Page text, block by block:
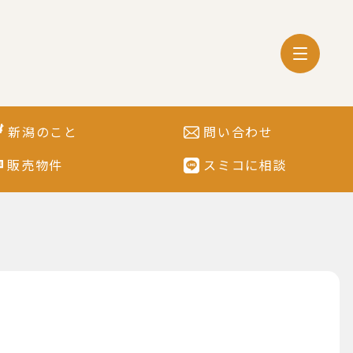
新潟のこと
販売物件
問い合わせ
スミコに相談